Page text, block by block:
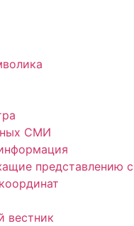
СМИ
представлению с
вестник